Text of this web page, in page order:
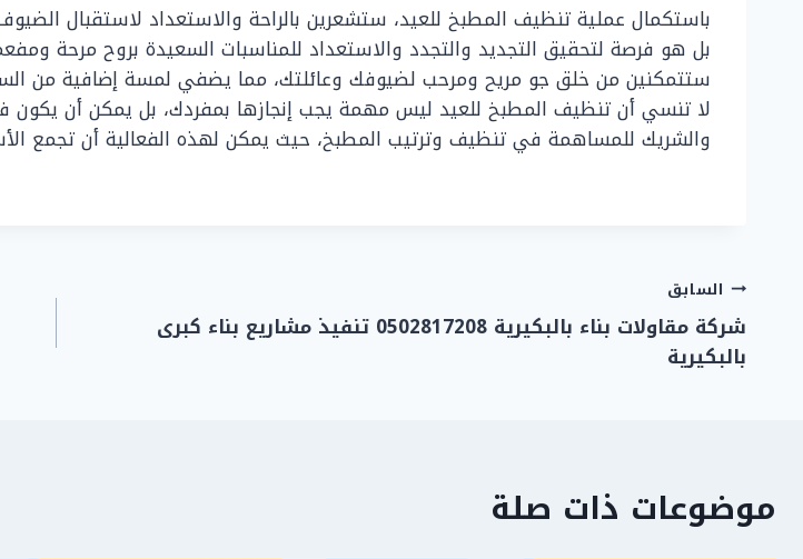
باستكمال عملية تنظيف المطبخ للعيد، ستشعرين بالراحة والاستعداد لاستقبال
بل هو فرصة لتحقيق التجديد والتجدد والاستعداد للمناسبات السعيدة بروح مرحة
ستتمكنين من خلق جو مريح ومرحب لضيوفك وعائلتك، مما يضفي لمسة إضافية من
لا تنسي أن تنظيف المطبخ للعيد ليس مهمة يجب إنجازها بمفردك، بل يمكن أن يكون
والشريك للمساهمة في تنظيف وترتيب المطبخ، حيث يمكن لهذه الفعالية أن تجمع
تصفّح
المقالات
السابق
شركة مقاولات بناء بالبكيرية 0502817208 تنفيذ مشاريع بناء كبرى
بالبكيرية
موضوعات ذات صلة